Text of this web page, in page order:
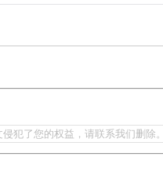
犯了您的权益，请联系我们删除。